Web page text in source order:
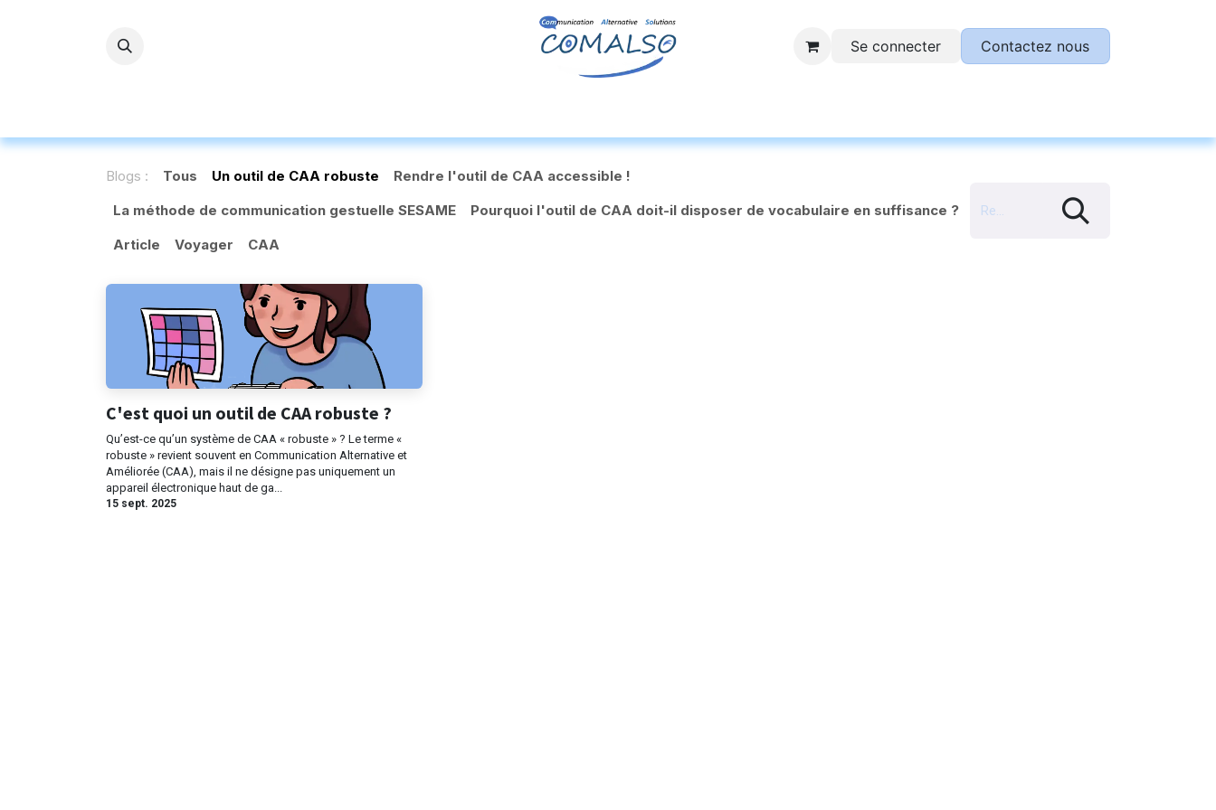
Se connecter Contactez nous
Blogs : Tous Un outil de CAA robuste
Rendre l'outil de CAA accessible !
La méthode de communication gestuelle SESAME
Pourquoi l'outil de CAA doit-il disposer de vocabulaire en suffisance ?
Article
Voyager CAA
C'est quoi un outil de CAA robuste ?
Qu’est-ce qu’un système de CAA « robuste » ? Le terme «
robuste » revient souvent en Communication Alternative et
Améliorée (CAA), mais il ne désigne pas uniquement un
appareil électronique haut de ga...
15 sept. 2025